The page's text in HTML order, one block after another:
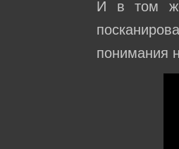
И в том
понимания